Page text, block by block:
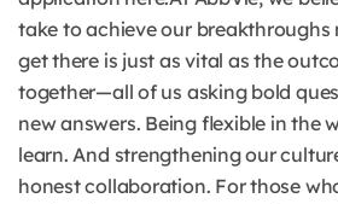
take to achieve our breakthroughs
get there is just as vital as the
together—all of us asking bold
new answers. Being flexible in the
learn. And strengthening our
honest collaboration. For those